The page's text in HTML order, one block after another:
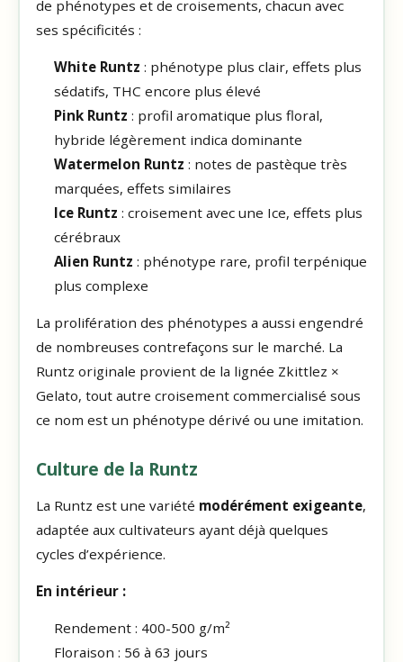
de phénotypes et de croisements, chacun avec
ses spécificités :
White Runtz : phénotype plus clair, effets plus
sédatifs, THC encore plus élevé
Pink Runtz : profil aromatique plus floral,
hybride légèrement indica dominante
Watermelon Runtz : notes de pastèque très
marquées, effets similaires
Ice Runtz : croisement avec une Ice, effets plus
cérébraux
Alien Runtz : phénotype rare, profil terpénique
plus complexe
La prolifération des phénotypes a aussi engendré
de nombreuses contrefaçons sur le marché. La
Runtz originale provient de la lignée Zkittlez ×
Gelato, tout autre croisement commercialisé sous
ce nom est un phénotype dérivé ou une imitation.
Culture de la Runtz
La Runtz est une variété modérément exigeante,
adaptée aux cultivateurs ayant déjà quelques
cycles d’expérience.
En intérieur :
Rendement : 400-500 g/m²
Floraison : 56 à 63 jours